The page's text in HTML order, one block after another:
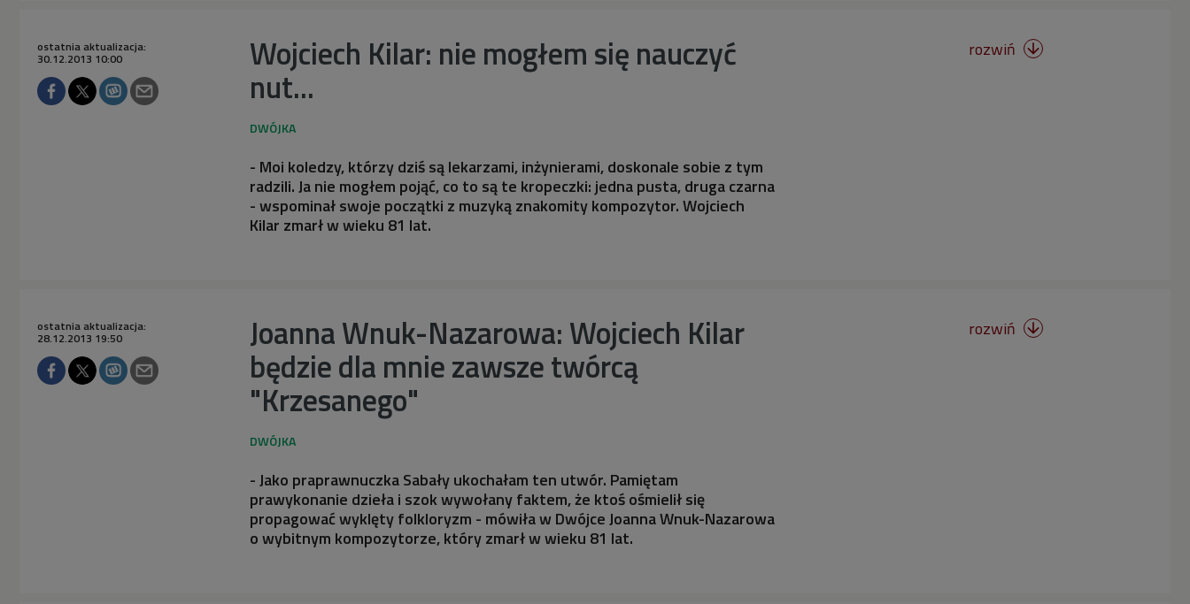
Wojciech Kilar: nie mogłem się nauczyć
nut...
ostatnia aktualizacja:
30.12.2013 10:00
- Moi koledzy, którzy dziś są lekarzami, inżynierami, doskonale sobie z tym
radzili. Ja nie mogłem pojąć, co to są te kropeczki: jedna pusta, druga czarna
- wspominał swoje początki z muzyką znakomity kompozytor. Wojciech
Kilar zmarł w wieku 81 lat.
rozwiń 
Joanna Wnuk-Nazarowa: Wojciech Kilar
będzie dla mnie zawsze twórcą
"Krzesanego"
ostatnia aktualizacja:
28.12.2013 19:50
- Jako praprawnuczka Sabały ukochałam ten utwór. Pamiętam
prawykonanie dzieła i szok wywołany faktem, że ktoś ośmielił się
propagować wyklęty folkloryzm - mówiła w Dwójce Joanna Wnuk-Nazarowa
o wybitnym kompozytorze, który zmarł w wieku 81 lat.
rozwiń 